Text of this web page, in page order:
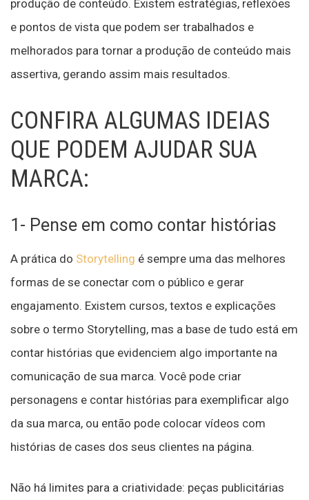
produção de conteúdo. Existem estratégias, reflexões
e pontos de vista que podem ser trabalhados e
melhorados para tornar a produção de conteúdo mais
assertiva, gerando assim mais resultados.
CONFIRA ALGUMAS IDEIAS
QUE PODEM AJUDAR SUA
MARCA:
1- Pense em como contar histórias
A prática do Storytelling é sempre uma das melhores
formas de se conectar com o público e gerar
engajamento. Existem cursos, textos e explicações
sobre o termo Storytelling, mas a base de tudo está em
contar histórias que evidenciem algo importante na
comunicação de sua marca. Você pode criar
personagens e contar histórias para exemplificar algo
da sua marca, ou então pode colocar vídeos com
histórias de cases dos seus clientes na página.
Não há limites para a criatividade: peças publicitárias